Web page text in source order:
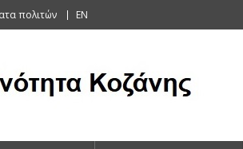
πολιτών EN